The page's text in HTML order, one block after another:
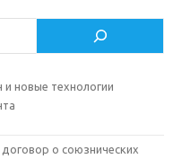
и новые технологии
о союзнических